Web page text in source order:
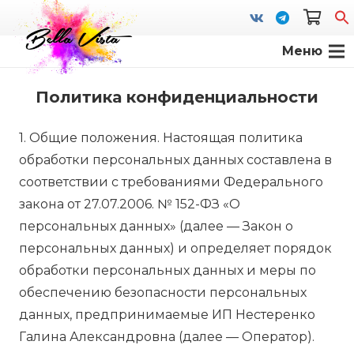
Меню
Политика конфиденциальности
1. Общие положения. Настоящая политика
обработки персональных данных составлена в
соответствии с требованиями Федерального
закона от 27.07.2006. № 152-ФЗ «О
персональных данных» (далее — Закон о
персональных данных) и определяет порядок
обработки персональных данных и меры по
обеспечению безопасности персональных
данных, предпринимаемые ИП Нестеренко
Галина Александровна (далее — Оператор).